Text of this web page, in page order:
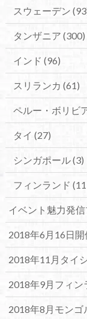
スウェーデン
タンザニア (300)
インド (96)
スリランカ (61)
ペルー・ボリビ
タイ (27)
シンガポール(3)
フィンランド
イベント魅力発
2018年6月16日
2018年11月タイ
2018年9月フィン
2018年8月モンゴ